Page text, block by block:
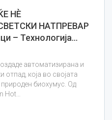
НЀ
НАТПРЕВАР
– Технологија…
автоматизирана и
отпад, која во својата
природен биохумус. Од
Hot…